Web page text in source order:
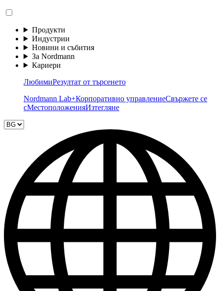
Продукти
Индустрии
Новини и събития
За Nordmann
Кариери
ЛюбимиРезултат от търсенето
Nordmann Lab+Корпоративно управлениеСвържете се
сМестоположенияИзтегляне